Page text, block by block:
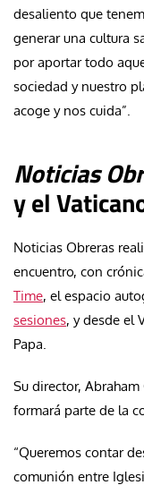
desaliento que
generar una cultura
por aportar todo
sociedad y nuestro
acoge y nos cuida”.
Noticias
y el
Noticias Obreras
encuentro, con
Time, el espacio
sesiones, y desde el
Papa.
Su director,
formará parte de la
“Queremos contar
comunión entre